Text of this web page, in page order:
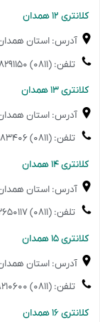
️کلانتری ۱۲ همدان
آدرس: استان
تلفن: (۰۸۱۱) ۸۲۹۱۱۵۰
️کلانتری ۱۳ همدان
آدرس: استان
تلفن: (۰۸۱۱) ۲۱۸۳۴۰۶
️کلانتری ۱۴ همدان
آدرس: استان
تلفن: (۰۸۱۱) ۲۶۵۰۱۱۷
️کلانتری ۱۵ همدان
آدرس: استان
تلفن: (۰۸۱۱) ۸۲۱۰۶۰۰
️کلانتری ۱۶ همدان